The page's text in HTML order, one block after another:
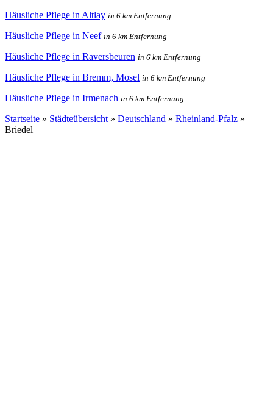
Häusliche Pflege in Altlay in 6 km Entfernung
Häusliche Pflege in Neef in 6 km Entfernung
Häusliche Pflege in Raversbeuren in 6 km Entfernung
Häusliche Pflege in Bremm, Mosel in 6 km Entfernung
Häusliche Pflege in Irmenach in 6 km Entfernung
Startseite » Städteübersicht » Deutschland » Rheinland-Pfalz »
Briedel